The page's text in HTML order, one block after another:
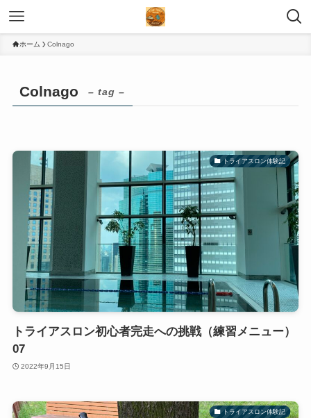
ホーム Colnago
Colnago – tag –
トライアスロン体験記
トライアスロン初心者完走への挑戦（練習メニュー）
07
2022年9月15日
トライアスロン体験記